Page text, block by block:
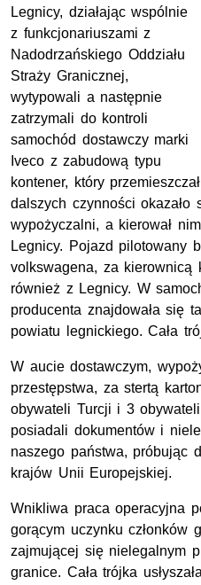
Legnicy, działając wspólnie
z funkcjonariuszami z
Nadodrzańskiego Oddziału
Straży Granicznej,
wytypowali a następnie
zatrzymali do kontroli
samochód dostawczy marki
Iveco z zabudową typu
kontener, który
dalszych czynności okazało
wypożyczalni, a kierował
Legnicy. Pojazd pilotowany
volkswagena, za kierownicą
również z Legnicy. W
producenta znajdowała się
powiatu legnickiego. Cała
W aucie dostawczym,
przestępstwa, za stertą
obywateli Turcji i 3
posiadali dokumentów i
naszego państwa, próbując
krajów Unii Europejskiej.
Wnikliwa praca operacyjna
gorącym uczynku członków
zajmującej się nielegalnym
granice. Cała trójka